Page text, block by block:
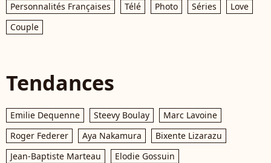
Personnalités Françaises Télé Photo Séries
Love
Couple
Tendances
Emilie Dequenne Steevy Boulay
Marc Lavoine
Roger Federer
Aya Nakamura
Bixente Lizarazu
Jean-Baptiste Marteau
Elodie Gossuin